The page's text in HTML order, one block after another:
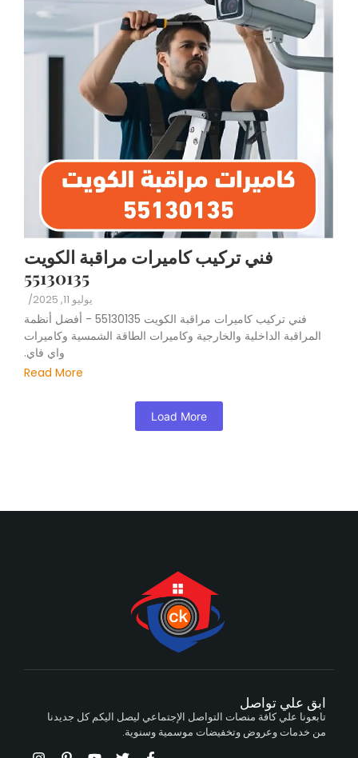
فني تركيب كاميرات مراقبة الكويت
55130135
يوليو 11, 2025 /
فني تركيب كاميرات مراقبة الكويت 55130135 - أفضل أنظمة
المراقبة الداخلية والخارجية وكاميرات الطاقة الشمسية وكاميرات
واي فاي.
Read More
Load More
ابق علي تواصل
تابعونا علي كافة منصات التواصل الإجتماعي ليصل اليكم كل جديدنا
من خدمات وعروض وتخفيضات موسمية وسنوية.